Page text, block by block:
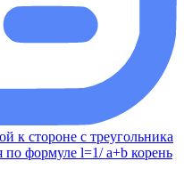
к стороне с треугольника
по формуле l=1/ a+b корень